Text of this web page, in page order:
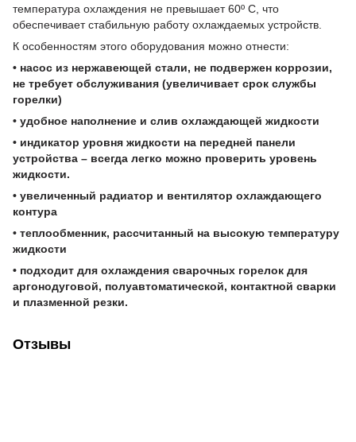
температура охлаждения не превышает 60º С, что
обеспечивает стабильную работу охлаждаемых устройств.
К особенностям этого оборудования можно отнести:
• насос из нержавеющей стали, не подвержен коррозии,
не требует обслуживания (увеличивает срок службы
горелки)
• удобное наполнение и слив охлаждающей жидкости
• индикатор уровня жидкости на передней панели
устройства – всегда легко можно проверить уровень
жидкости.
• увеличенный радиатор и вентилятор охлаждающего
контура
• теплообменник, рассчитанный на высокую температуру
жидкости
• подходит для охлаждения сварочных горелок для
аргонодуговой, полуавтоматической, контактной сварки
и плазменной резки.
Отзывы